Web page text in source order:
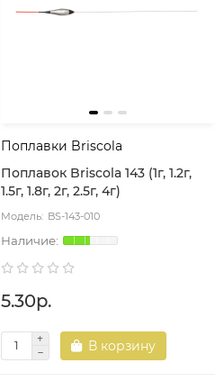
Поплавки Briscola
Поплавок Briscola 143 (1г, 1.2г,
1.5г, 1.8г, 2г, 2.5г, 4г)
BS-143-010
5.30р.
В корзину